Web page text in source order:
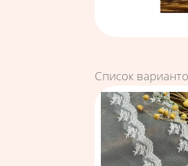
Список